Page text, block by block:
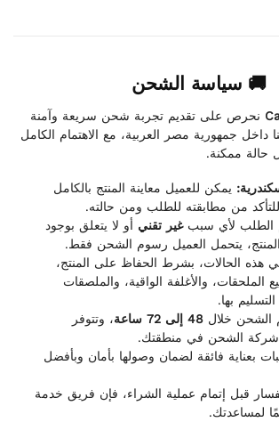
🚚 سياسة الشحن
نحرص على تقديم تجربة شحن سريعة وآمنة
داخل جمهورية مصر العربية، مع الاهتمام الكامل
حالة ممكنة.
يمكن للعميل معاينة المنتج بالكامل
للتأكد من مطابقته للطلب ومن حالته.
الطلب لأي سببغير تقني أو لا يتعلق بوجود
يتحمل العميل رسوم الشحن فقط.
هذه الحالات، بشرط الحفاظ على المنتج،
الملحقات، والأغلفة الواقية، والملصقات
بها.
الشحن خلال 48 إلى 72 ساعة
، وتتوفر
شركة الشحن في منطقتك.
بعناية فائقة لضمان وصولها بأمان وبأفضل
قبل إتمام عملية الشراء، فإن فريق خدمة
لمساعدتك.